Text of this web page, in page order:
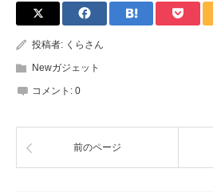
投稿者: くらさん
Newガジェット
コメント: 0
前のページ